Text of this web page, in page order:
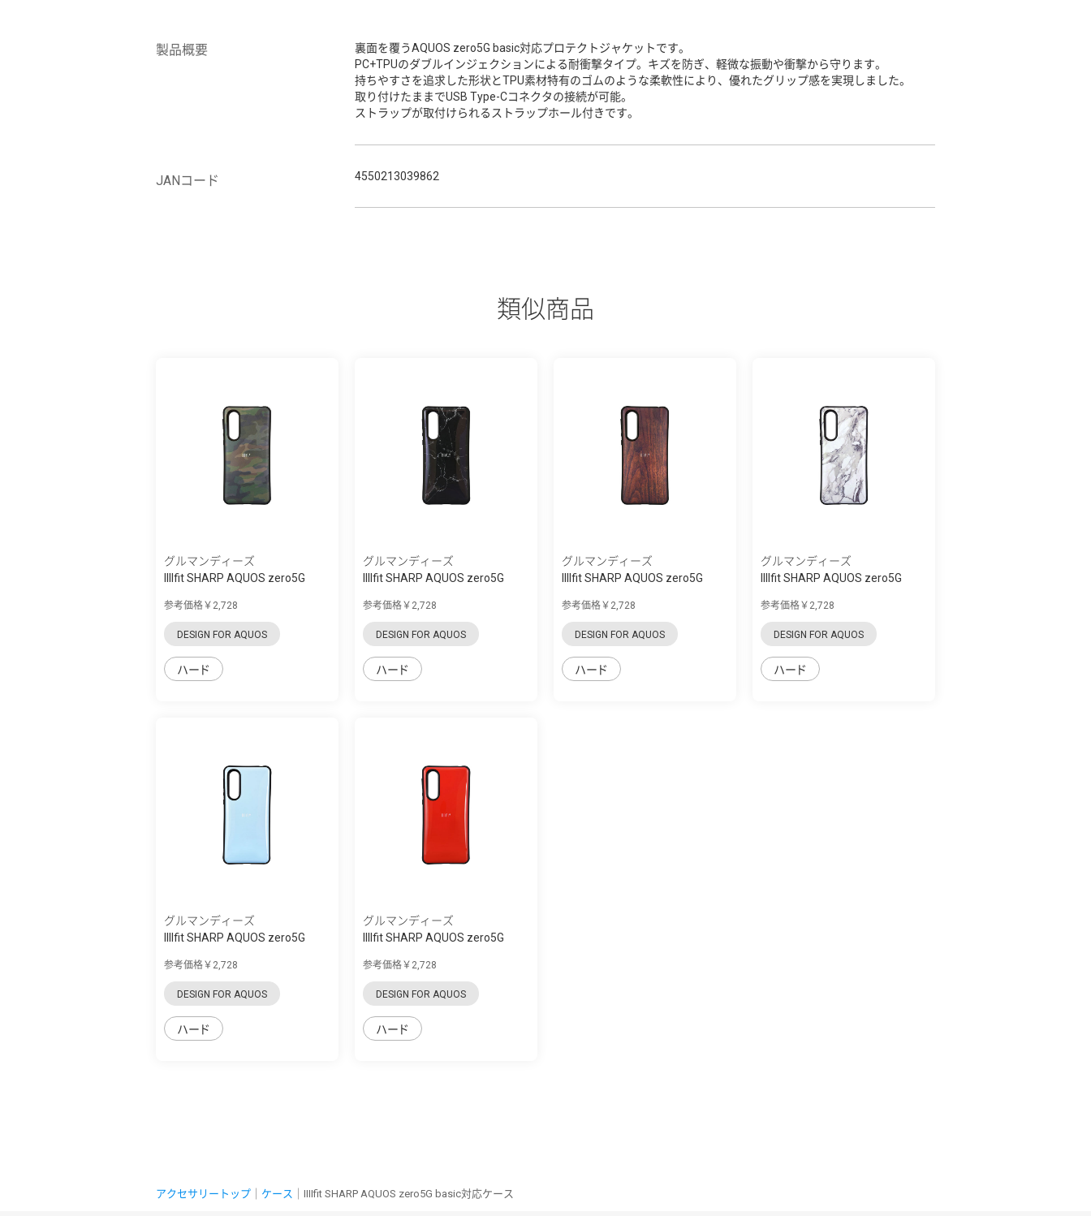
製品概要
裏面を覆うAQUOS zero5G basic対応プロテクトジャケットです。
PC+TPUのダブルインジェクションによる耐衝撃タイプ。キズを防ぎ、軽微な振動や衝撃から守ります。
持ちやすさを追求した形状とTPU素材特有のゴムのような柔軟性により、優れたグリップ感を実現しました。
取り付けたままでUSB Type-Cコネクタの接続が可能。
ストラップが取付けられるストラップホール付きです。
JANコード 4550213039862
類似商品
グルマンディーズ
IIIIfit SHARP AQUOS zero5G
参考価格￥2,728
DESIGN FOR AQUOS
ハード
グルマンディーズ
IIIIfit SHARP AQUOS zero5G
参考価格￥2,728
DESIGN FOR AQUOS
ハード
グルマンディーズ
IIIIfit SHARP AQUOS zero5G
参考価格￥2,728
DESIGN FOR AQUOS
ハード
グルマンディーズ
IIIIfit SHARP AQUOS zero5G
参考価格￥2,728
DESIGN FOR AQUOS
ハード
グルマンディーズ
IIIIfit SHARP AQUOS zero5G
参考価格￥2,728
DESIGN FOR AQUOS
ハード
グルマンディーズ
IIIIfit SHARP AQUOS zero5G
参考価格￥2,728
DESIGN FOR AQUOS
ハード
アクセサリートップ ケース ｜IIIIfit SHARP AQUOS zero5G basic対応ケース